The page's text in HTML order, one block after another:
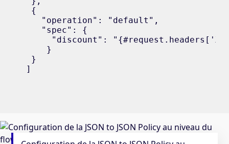
{
   "operation": "default",
   "spec": {
"discount":
    }
}
]